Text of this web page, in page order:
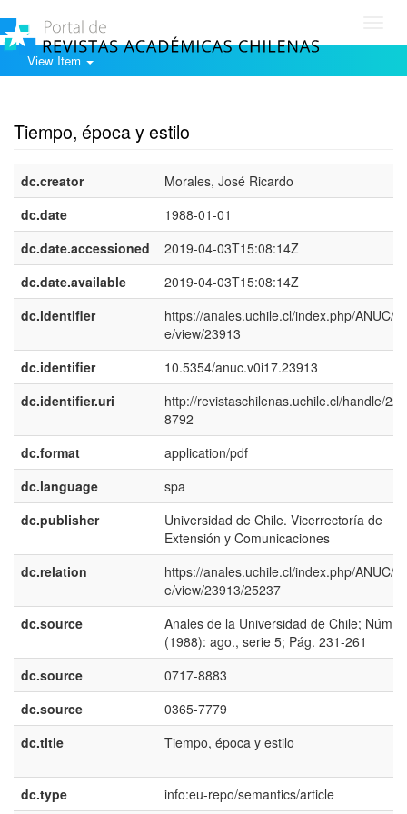
View Item
Tiempo, época y estilo
dc.creator
Morales, José Ricardo
dc.date
1988-01-01
dc.date.accessioned
2019-04-03T15:08:14Z
dc.date.available
2019-04-03T15:08:14Z
dc.identifier
https://anales.uchile.cl/index.php/ANUC/
e/view/23913
dc.identifier
10.5354/anuc.v0i17.23913
dc.identifier.uri
http://revistaschilenas.uchile.cl/handle/
8792
dc.format
application/pdf
dc.language
spa
dc.publisher
Universidad de Chile. Vicerrectoría de
Extensión y Comunicaciones
dc.relation
https://anales.uchile.cl/index.php/ANUC/
e/view/23913/25237
dc.source
Anales de la Universidad de Chile; Núm.
(1988): ago., serie 5; Pág. 231-261
dc.source
0717-8883
dc.source
0365-7779
dc.title
Tiempo, época y estilo
dc.type info:eu-repo/semantics/article